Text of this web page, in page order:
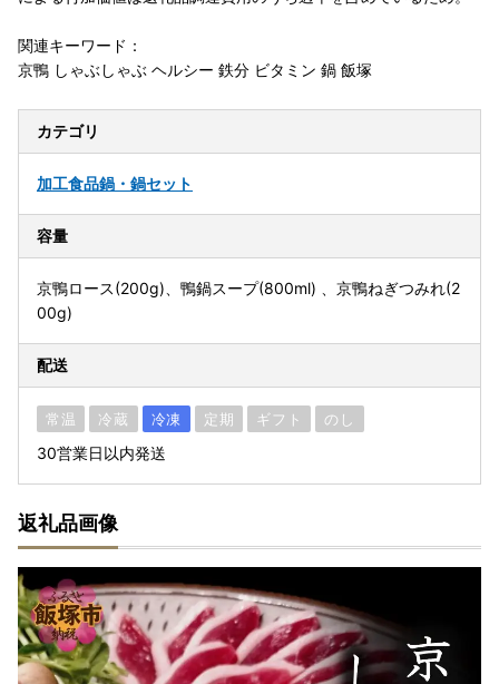
関連キーワード：
京鴨 しゃぶしゃぶ ヘルシー 鉄分 ビタミン 鍋 飯塚
カテゴリ
加工食品鍋・鍋セット
容量
京鴨ロース(200g)、鴨鍋スープ(800ml) 、京鴨ねぎつみれ(2
00g)
配送
常温 冷蔵 冷凍 定期 ギフト のし
30営業日以内発送
返礼品画像